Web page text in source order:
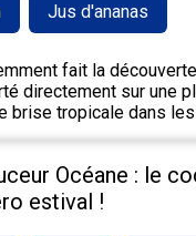
Jus d'ananas
fait la
directement sur une
brise tropicale dans
Océane : le
estival !